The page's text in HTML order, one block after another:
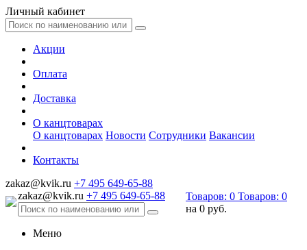
Личный кабинет
Акции
Оплата
Доставка
О канцтоварах
О канцтоварах Новости Сотрудники Вакансии
Контакты
zakaz@kvik.ru +7 495 649-65-88
zakaz@kvik.ru +7 495 649-65-88 Товаров: 0 Товаров: 0
на 0 руб.
Меню